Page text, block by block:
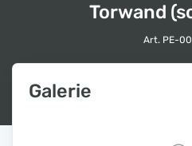
Torwand
Art. PE-
Galerie